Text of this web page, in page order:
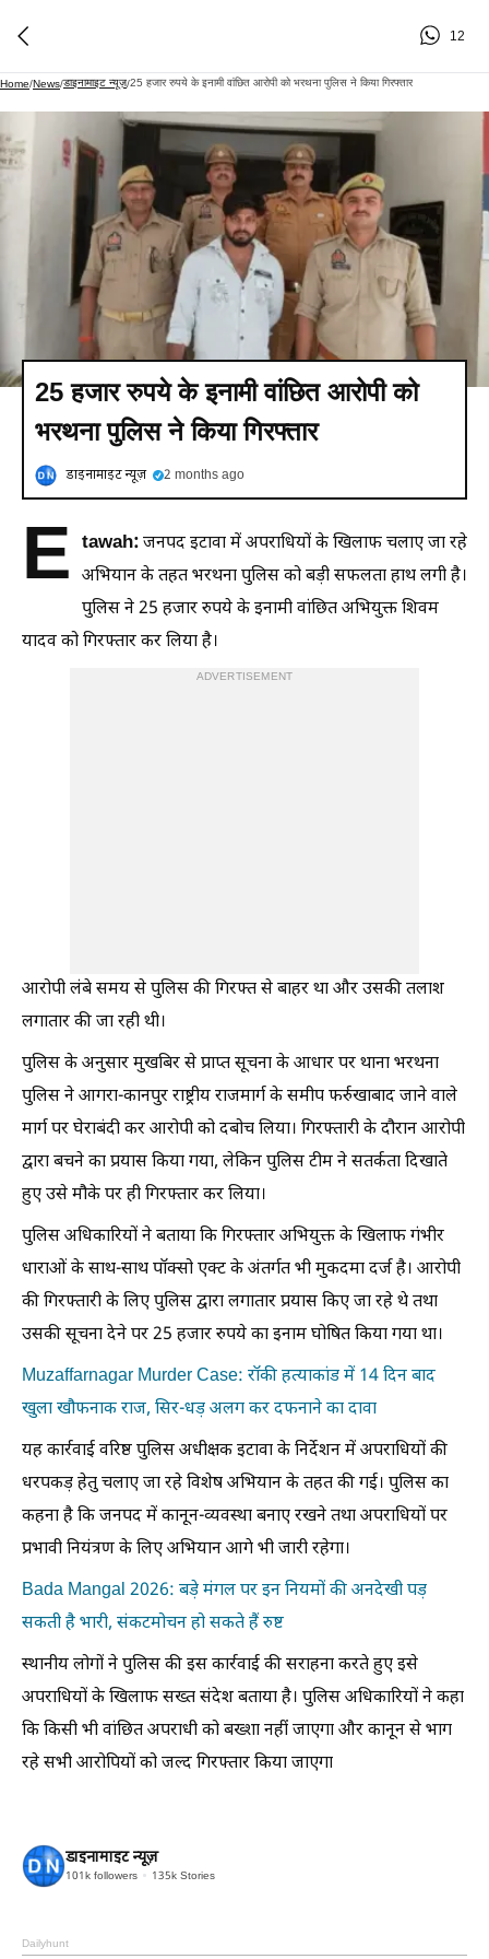
12
Home/News/डाइनामाइट न्यूज़/25 हजार रुपये के इनामी वांछित आरोपी को भरथना पुलिस ने किया गिरफ्तार
25 हजार रुपये के इनामी वांछित आरोपी को
भरथना पुलिस ने किया गिरफ्तार
डाइनामाइट न्यूज़ 2 months ago
E tawah:जनपद इटावा में अपराधियों के खिलाफ चलाए जा रहे
अभियान के तहत भरथना पुलिस को बड़ी सफलता हाथ लगी है।
पुलिस ने 25 हजार रुपये के इनामी वांछित अभियुक्त शिवम
यादव को गिरफ्तार कर लिया है।
ADVERTISEMENT
आरोपी लंबे समय से पुलिस की गिरफ्त से बाहर था और उसकी तलाश
लगातार की जा रही थी।
पुलिस के अनुसार मुखबिर से प्राप्त सूचना के आधार पर थाना भरथना
पुलिस ने आगरा-कानपुर राष्ट्रीय राजमार्ग के समीप फर्रुखाबाद जाने वाले
मार्ग पर घेराबंदी कर आरोपी को दबोच लिया। गिरफ्तारी के दौरान आरोपी
द्वारा बचने का प्रयास किया गया, लेकिन पुलिस टीम ने सतर्कता दिखाते
हुए उसे मौके पर ही गिरफ्तार कर लिया।
पुलिस अधिकारियों ने बताया कि गिरफ्तार अभियुक्त के खिलाफ गंभीर
धाराओं के साथ-साथ पॉक्सो एक्ट के अंतर्गत भी मुकदमा दर्ज है। आरोपी
की गिरफ्तारी के लिए पुलिस द्वारा लगातार प्रयास किए जा रहे थे तथा
उसकी सूचना देने पर 25 हजार रुपये का इनाम घोषित किया गया था।
Muzaffarnagar Murder Case: रॉकी हत्याकांड में 14 दिन बाद
खुला खौफनाक राज, सिर-धड़ अलग कर दफनाने का दावा
यह कार्रवाई वरिष्ठ पुलिस अधीक्षक इटावा के निर्देशन में अपराधियों की
धरपकड़ हेतु चलाए जा रहे विशेष अभियान के तहत की गई। पुलिस का
कहना है कि जनपद में कानून-व्यवस्था बनाए रखने तथा अपराधियों पर
प्रभावी नियंत्रण के लिए अभियान आगे भी जारी रहेगा।
Bada Mangal 2026: बड़े मंगल पर इन नियमों की अनदेखी पड़
सकती है भारी, संकटमोचन हो सकते हैं रुष्ट
स्थानीय लोगों ने पुलिस की इस कार्रवाई की सराहना करते हुए इसे
अपराधियों के खिलाफ सख्त संदेश बताया है। पुलिस अधिकारियों ने कहा
कि किसी भी वांछित अपराधी को बख्शा नहीं जाएगा और कानून से भाग
रहे सभी आरोपियों को जल्द गिरफ्तार किया जाएगा
डाइनामाइट न्यूज़
101k followers 135k Stories
Dailyhunt